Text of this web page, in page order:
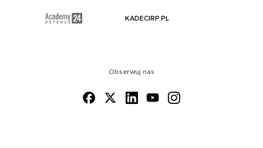
Obserwuj nas
KADECIRP.PL